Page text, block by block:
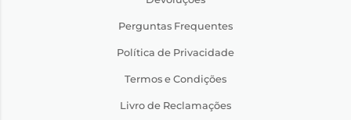
Perguntas Frequentes
Política de Privacidade
Termos e Condições
Livro de Reclamações